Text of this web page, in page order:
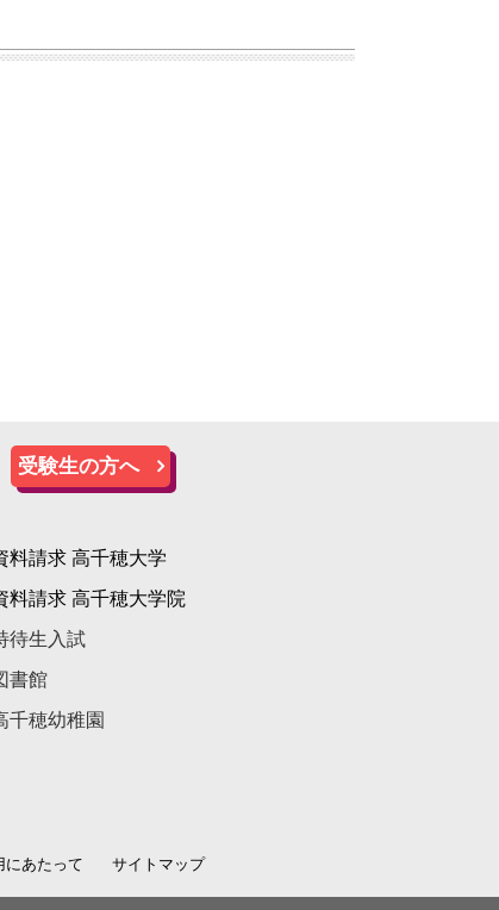
受験生の方へ
料請求 高千穂大学
料請求 高千穂大学院
待生入試
書館
千穂幼稚園
にあたって サイトマップ